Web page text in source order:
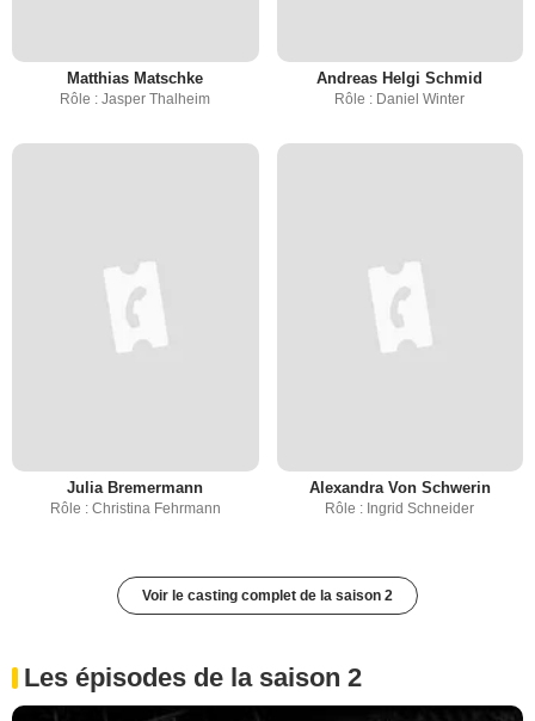
Matthias Matschke
Rôle : Jasper Thalheim
Andreas Helgi Schmid
Rôle : Daniel Winter
Julia Bremermann
Rôle : Christina Fehrmann
Alexandra Von Schwerin
Rôle : Ingrid Schneider
Voir le casting complet de la saison 2
Les épisodes de la saison 2